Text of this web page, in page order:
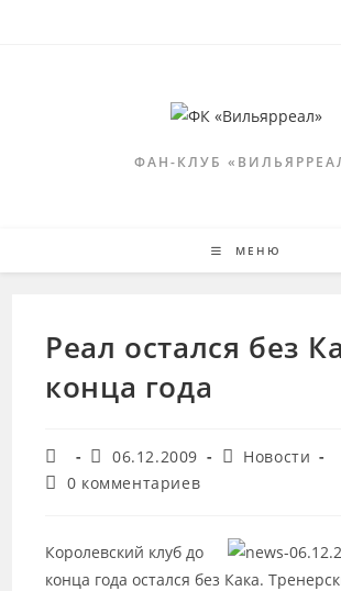
ФАН-КЛУБ
МЕНЮ
Реал остался без
конца года
Автор
записи:
Запись
опубликована:
06.12.2009
Рубрика
Новости
Комментарии
0 комментариев
Королевский клуб до
конца года остался без Кака.